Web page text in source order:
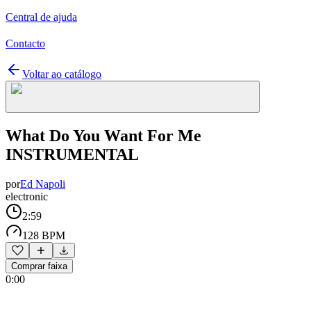
Central de ajuda
Contacto
Voltar ao catálogo
What Do You Want For Me
INSTRUMENTAL
porEd Napoli
electronic
2:59
128 BPM
Comprar faixa
0:00